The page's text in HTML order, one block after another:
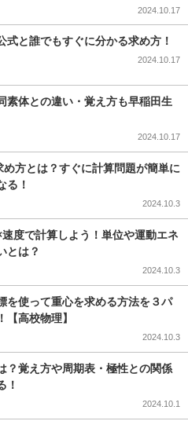
2024.10.17
式と誰でもすぐに分かる求め方！
2024.10.17
素体との違い・覚え方も早稲田生
2024.10.17
方とは？すぐに計算問題が簡単に
る！
2024.10.3
度で計算しよう！単位や運動エネ
とは？
2024.10.3
を使って重心を求める方法を３パ
【高校物理】
2024.10.3
？覚え方や周期表・極性との関係
！
2024.10.1